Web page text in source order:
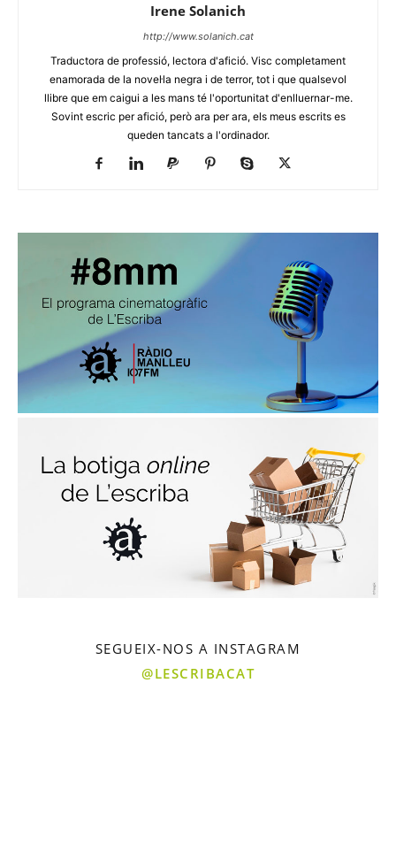
Irene Solanich
http://www.solanich.cat
Traductora de professió, lectora d'afició. Visc completament
enamorada de la novel·la negra i de terror, tot i que qualsevol
llibre que em caigui a les mans té l'oportunitat d'enlluernar-me.
Sovint escric per afició, però ara per ara, els meus escrits es
queden tancats a l'ordinador.
SEGUEIX-NOS A INSTAGRAM
@LESCRIBACAT